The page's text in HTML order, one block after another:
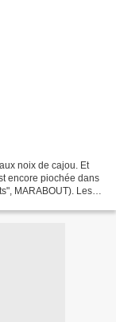
noix de cajou. Et
encore piochée dans
MARABOUT). Les